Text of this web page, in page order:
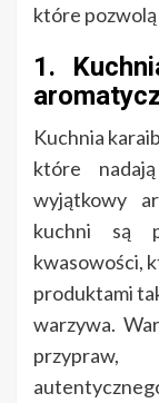
które
1.
Kuchnia
które
wyjątkowy
kuchni są
kwasowości,
produktami
warzywa.